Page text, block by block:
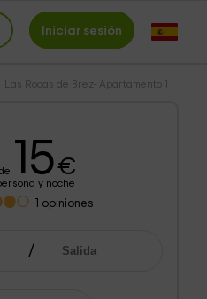
Iniciar sesión
Las Rocas de Brez- Apartamento 1
15€
y noche
1 opiniones